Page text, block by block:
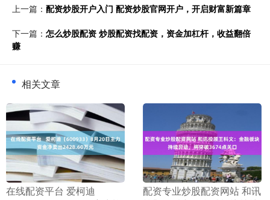
上一篇： 配资炒股开户入门 配资炒股官网开户，开启财富新篇章
下一篇： 怎么炒股配资 炒股配资找配资，资金加杠杆，收益翻倍
赚
相关文章
​在线配资平台 爱柯迪
​配资专业炒股配资网站 和讯